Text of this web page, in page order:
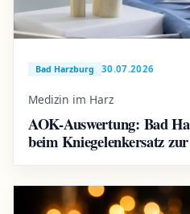
Bad Harzburg 30.07.2026
Medizin im Harz
AOK-Auswertung: Bad
beim Kniegelenkersatz